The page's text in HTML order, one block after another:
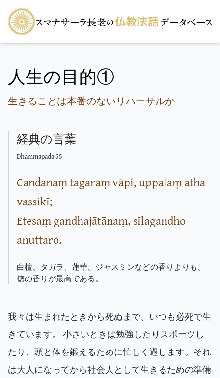
人生の目的①
生きることは本番のないリハーサルか
経典の言葉
Dhammapada 55
Candanaṃ tagaraṃ vāpi, uppalaṃ atha
vassikī;
Etesaṃ gandhajātānaṃ, sīlagandho
anuttaro.
白檀、タガラ、蓮華、ジャスミンなどの香りよりも、
徳の香りが最高である。
我々は生まれたときから死ぬまで、いつも必死で生
きています。 小さいときは勉強したりスポーツし
たり、頭と体を鍛えるために忙しく過します。それ
は大人になってから社会人として生きるための準備